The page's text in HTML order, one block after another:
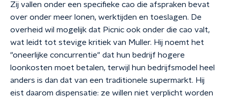
Zij vallen onder een specifieke cao die afspraken bevat
over onder meer lonen, werktijden en toeslagen. De
overheid wil mogelijk dat Picnic ook onder die cao valt,
wat leidt tot stevige kritiek van Muller. Hij noemt het
"oneerlijke concurrentie" dat hun bedrijf hogere
loonkosten moet betalen, terwijl hun bedrijfsmodel heel
anders is dan dat van een traditionele supermarkt. Hij
eist daarom dispensatie: ze willen niet verplicht worden